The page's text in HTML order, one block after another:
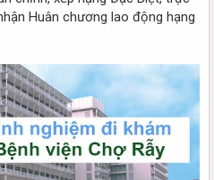
Huân chương lao động hạng